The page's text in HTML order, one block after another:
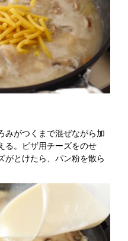
みがつくまで混ぜながら加
る。ピザ用チーズをのせ
がとけたら、パン粉を散ら